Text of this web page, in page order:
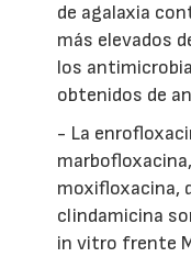
de agalaxia
más elevados
los
obtenidos de
- La
moxifloxacina,
clindamicina
in vitro frente